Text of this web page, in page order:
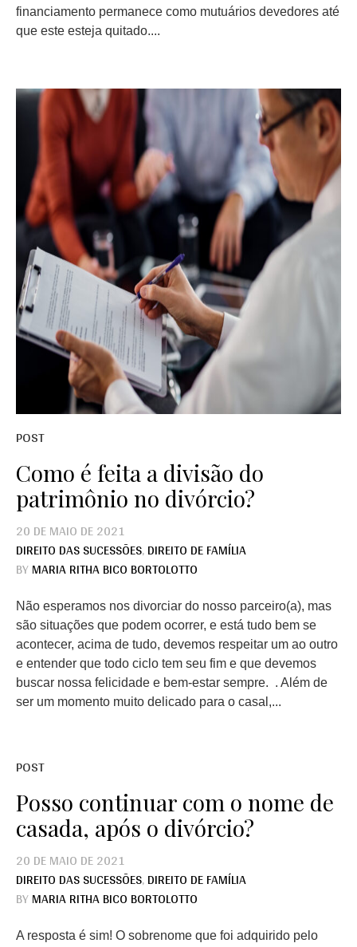
financiamento permanece como mutuários devedores até
que este esteja quitado....
POST
Como é feita a divisão do
patrimônio no divórcio?
20 DE MAIO DE 2021
DIREITO DAS SUCESSÕES,DIREITO DE FAMÍLIA
BYMARIA RITHA BICO BORTOLOTTO
Não esperamos nos divorciar do nosso parceiro(a), mas
são situações que podem ocorrer, e está tudo bem se
acontecer, acima de tudo, devemos respeitar um ao outro
e entender que todo ciclo tem seu fim e que devemos
buscar nossa felicidade e bem-estar sempre. . Além de
ser um momento muito delicado para o casal,...
POST
Posso continuar com o nome de
casada, após o divórcio?
20 DE MAIO DE 2021
DIREITO DAS SUCESSÕES,DIREITO DE FAMÍLIA
BYMARIA RITHA BICO BORTOLOTTO
A resposta é sim! O sobrenome que foi adquirido pelo